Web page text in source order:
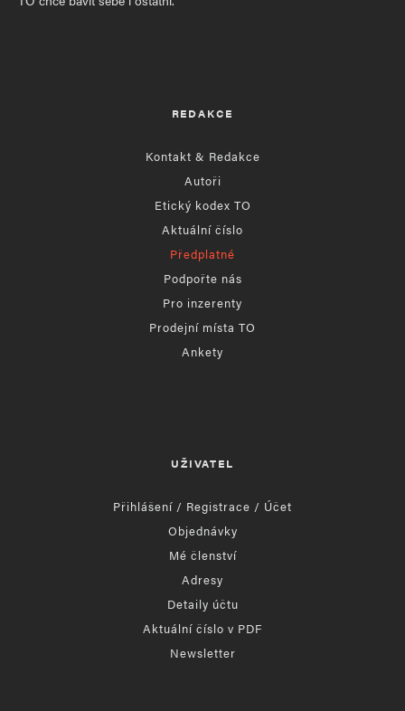
REDAKCE
Kontakt & Redakce
Autoři
Etický kodex TO
Aktuální číslo
Předplatné
Podpořte nás
Pro inzerenty
Prodejní místa TO
Ankety
UŽIVATEL
Přihlášení / Registrace / Účet
Objednávky
Mé členství
Adresy
Detaily účtu
Aktuální číslo v PDF
Newsletter